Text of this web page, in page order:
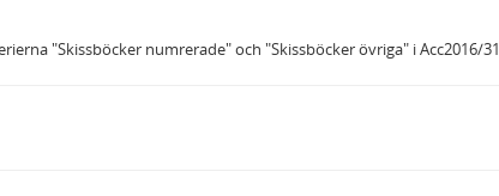
"Skissböcker numrerade" och "Skissböcker övriga" i Acc2016/31